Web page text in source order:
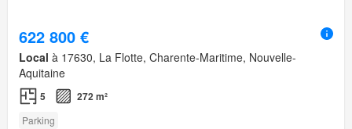
622 800 €
Local à 17630, La Flotte, Charente-Maritime, Nouvelle-
Aquitaine
5 272 m²
Parking